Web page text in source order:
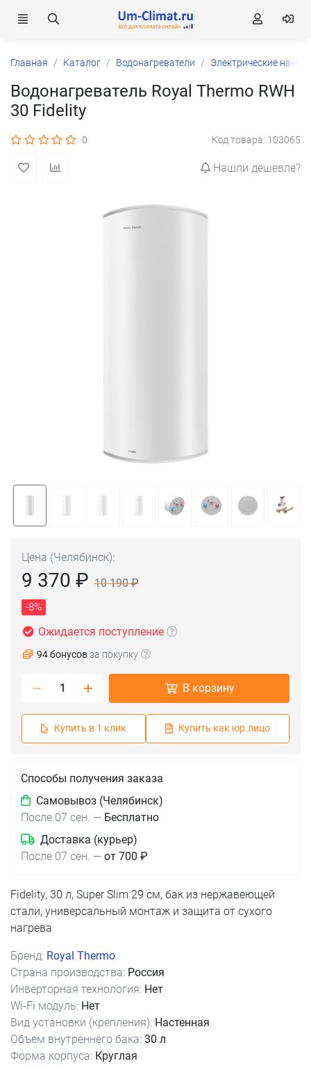
Главная Каталог Водонагреватели Электрические
Водонагреватель Royal Thermo RWH
30 Fidelity
0 Код товара: 103065
Нашли дешевле?
Цена (Челябинск):
9 370 ₽ 10 190 ₽
-8%
Ожидается поступление
94 бонусов за покупку
В корзину
Купить в 1 клик Купить как юр.лицо
Способы получения заказа
Самовывоз (Челябинск)
После 07 сен. — Бесплатно
Доставка (курьер)
После 07 сен. — от 700 ₽
Fidelity, 30 л, Super Slim 29 см, бак из нержавеющей
стали, универсальный монтаж и защита от сухого
нагрева
Бренд: Royal Thermo
Страна производства: Россия
Инверторная технология: Нет
Wi-Fi модуль: Нет
Вид установки (крепления): Настенная
Объем внутреннего бака: 30 л
Форма корпуса: Круглая